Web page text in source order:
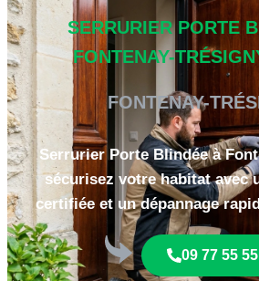
SERRURIER PORTE
FONTENAY-
FONTENAY-
Serrurier Porte Blindée à
sécurisez votre habitat avec
certifiée et un dépannage
09 77 55